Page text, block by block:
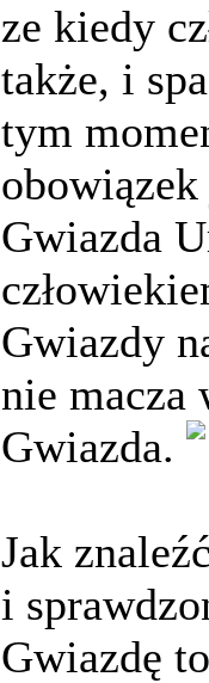
ze kiedy
także, i
tym
Gwiazda
Gwiazdy
nie macza
Gwiazda.
Jak
i
Gwiazdę